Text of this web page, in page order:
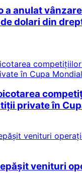
a anulat
dolari din
private în
venituri